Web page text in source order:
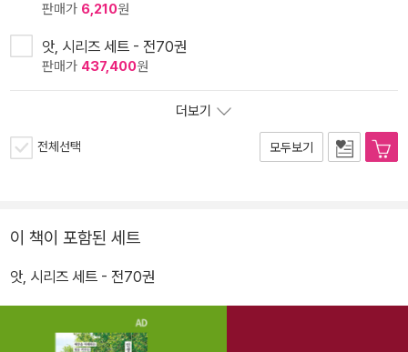
판매가 6,210원
앗, 시리즈 세트 - 전70권
판매가 437,400원
더보기
전체선택 모두보기
이 책이 포함된 세트
앗, 시리즈 세트 - 전70권